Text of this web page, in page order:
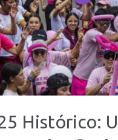
Histórico: